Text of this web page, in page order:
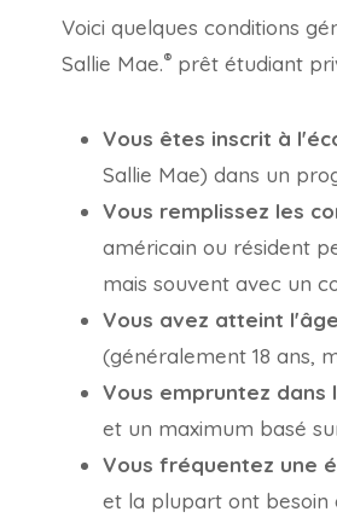
Voici quelques conditions
Sallie Mae.® prêt étudiant
Vous êtes inscrit à
Sallie Mae) dans un
Vous remplissez les
américain ou résident
mais souvent avec un
Vous avez atteint
(généralement 18 ans,
Vous empruntez
et un maximum basé
Vous fréquentez une
et la plupart ont besoin